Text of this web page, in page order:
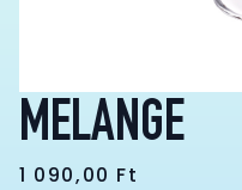
MELANGE
1 090,00 Ft